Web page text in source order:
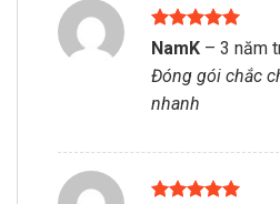
Được xếp
sao
NamK – 3 năm
Đóng gói chắc
nhanh